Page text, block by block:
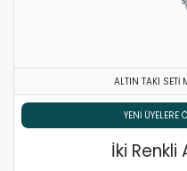
ALTIN TAKI SETI
% 5
İki Renkli